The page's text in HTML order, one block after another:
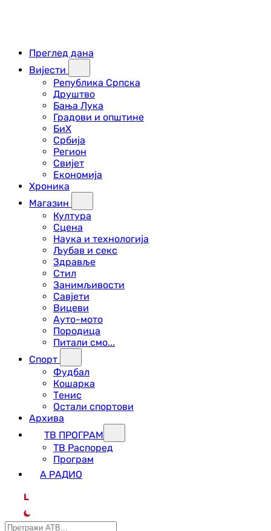
Преглед дана
Вијести
Република Српска
Друштво
Бања Лука
Градови и општине
БиХ
Србија
Регион
Свијет
Економија
Хроника
Магазин
Култура
Сцена
Наука и технологија
Љубав и секс
Здравље
Стил
Занимљивости
Савјети
Вицеви
Ауто-мото
Породица
Питали смо...
Спорт
Фудбал
Кошарка
Тенис
Остали спортови
Архива
ТВ ПРОГРАМ
ТВ Распоред
Програм
А РАДИО
L